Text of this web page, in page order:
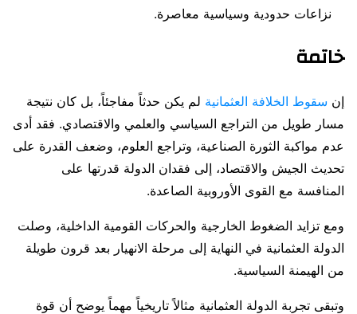
نزاعات حدودية وسياسية معاصرة.
خاتمة
إن سقوط الخلافة العثمانية لم يكن حدثاً مفاجئاً، بل كان نتيجة
مسار طويل من التراجع السياسي والعلمي والاقتصادي. فقد أدى
عدم مواكبة الثورة الصناعية، وتراجع العلوم، وضعف القدرة على
تحديث الجيش والاقتصاد، إلى فقدان الدولة قدرتها على
المنافسة مع القوى الأوروبية الصاعدة.
ومع تزايد الضغوط الخارجية والحركات القومية الداخلية، وصلت
الدولة العثمانية في النهاية إلى مرحلة الانهيار بعد قرون طويلة
من الهيمنة السياسية.
وتبقى تجربة الدولة العثمانية مثالاً تاريخياً مهماً يوضح أن قوة